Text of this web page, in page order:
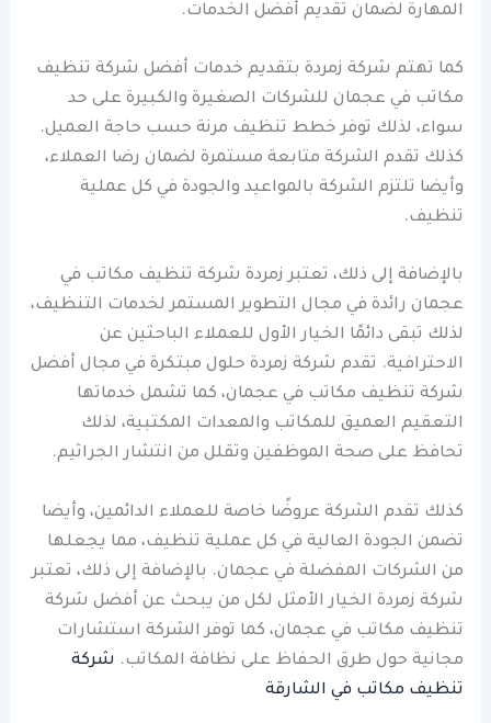
المهارة لضمان تقديم أفضل الخدمات.
كما تهتم شركة زمردة بتقديم خدمات أفضل شركة تنظيف
مكاتب في عجمان للشركات الصغيرة والكبيرة على حد
سواء، لذلك توفر خطط تنظيف مرنة حسب حاجة العميل.
كذلك تقدم الشركة متابعة مستمرة لضمان رضا العملاء،
وأيضا تلتزم الشركة بالمواعيد والجودة في كل عملية
تنظيف.
بالإضافة إلى ذلك، تعتبر زمردة شركة تنظيف مكاتب في
عجمان رائدة في مجال التطوير المستمر لخدمات التنظيف،
لذلك تبقى دائمًا الخيار الأول للعملاء الباحثين عن
الاحترافية. تقدم شركة زمردة حلول مبتكرة في مجال أفضل
شركة تنظيف مكاتب في عجمان، كما تشمل خدماتها
التعقيم العميق للمكاتب والمعدات المكتبية، لذلك
تحافظ على صحة الموظفين وتقلل من انتشار الجراثيم.
كذلك تقدم الشركة عروضًا خاصة للعملاء الدائمين، وأيضا
تضمن الجودة العالية في كل عملية تنظيف، مما يجعلها
من الشركات المفضلة في عجمان. بالإضافة إلى ذلك، تعتبر
شركة زمردة الخيار الأمثل لكل من يبحث عن أفضل شركة
تنظيف مكاتب في عجمان، كما توفر الشركة استشارات
مجانية حول طرق الحفاظ على نظافة المكاتب. شركة
تنظيف مكاتب في الشارقة